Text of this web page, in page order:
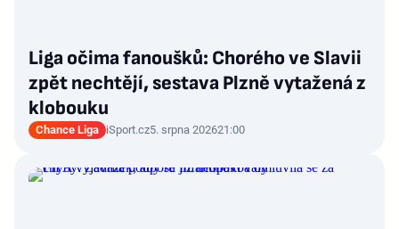
Liga očima fanoušků: Chorého ve Slavii
zpět nechtějí, sestava Plzně vytažená z
klobouku
Chance Liga iSport.cz5. srpna 202621:00